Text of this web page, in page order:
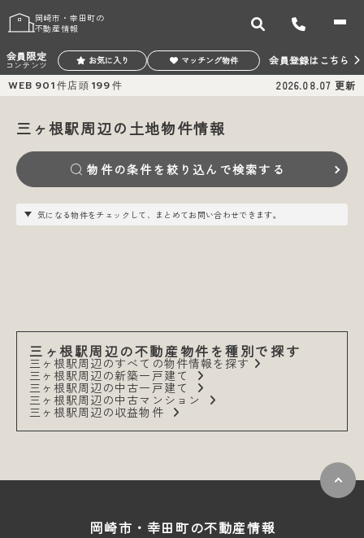
岡崎市・幸田町の
不動産情報
会員限定
コンテンツ お気に入り マッチング物件 会員登録はこちら
WEB 901件店頭 199件 2026.08.07 更新
三ヶ根駅周辺の土地物件情報
物件の条件を絞り込んで検索する
気になる物件をチェックして、まとめてお問い合わせできます。
三ヶ根駅周辺の不動産物件を種別で探す
三ヶ根駅周辺のすべての物件情報を探す
三ヶ根駅周辺の新築一戸建て
三ヶ根駅周辺の中古一戸建て
三ヶ根駅周辺の中古マンション
三ヶ根駅周辺の収益物件
岡崎市・幸田町の不動産情報